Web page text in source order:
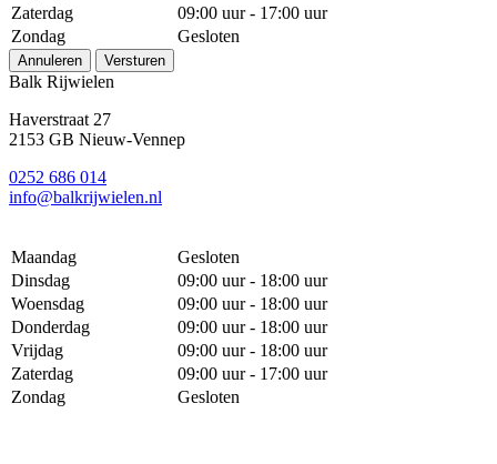
Zaterdag
09:00 uur - 17:00 uur
Zondag
Gesloten
Annuleren Versturen
Balk Rijwielen
Haverstraat 27
2153 GB Nieuw-Vennep
0252 686 014
info@balkrijwielen.nl
Maandag
Gesloten
Dinsdag
09:00 uur - 18:00 uur
Woensdag
09:00 uur - 18:00 uur
Donderdag
09:00 uur - 18:00 uur
Vrijdag
09:00 uur - 18:00 uur
Zaterdag
09:00 uur - 17:00 uur
Zondag
Gesloten